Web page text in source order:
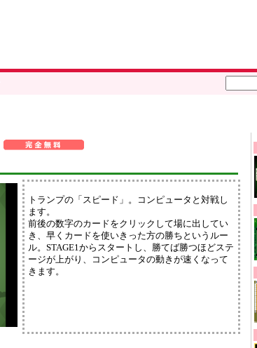
トランプの「スピード」。コンピュータと対戦し
ます。
前後の数字のカードをクリックして場に出してい
き、早くカードを使いきった方の勝ちというルー
ル。STAGE1からスタートし、勝てば勝つほどステ
ージが上がり、コンピュータの動きが速くなって
きます。